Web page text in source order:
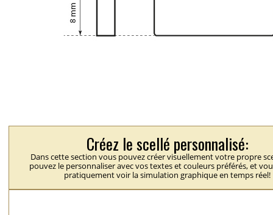
Créez le scellé personnalisé:
Dans cette section vous pouvez créer visuellement votre propre
pouvez le personnaliser avec vos textes et couleurs préférés, et
pratiquement voir la simulation graphique en temps réel!